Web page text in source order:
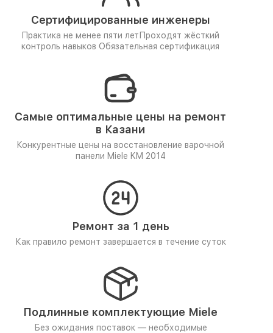
Сертифицированные инженеры
Практика не менее пяти лет Проходят жёсткий
контроль навыков Обязательная сертификация
Самые оптимальные цены на ремонт
в Казани
Конкурентные цены на восстановление варочной
панели Miele KM 2014
Ремонт за 1 день
Как правило ремонт завершается в течение суток
Подлинные комплектующие Miele
Без ожидания поставок — необходимые